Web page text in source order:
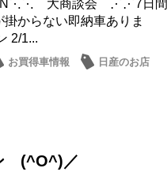
大商談会 ⋰⋰7日間
からない即納車ありま
1...
お買得車情報 日産のお店
(^O^)／